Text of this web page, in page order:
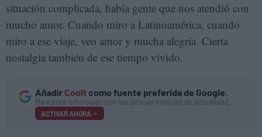
situación complicada, había gente que nos atendió con
mucho amor. Cuando miro a Latinoamérica, cuando
miro a ese viaje, veo amor y mucha alegría. Cierta
nostalgia también de ese tiempo vivido.
Añadir Coolt como fuente preferida de Google.
Mantente informado con las últimas noticias de actualidad.
ACTIVAR AHORA